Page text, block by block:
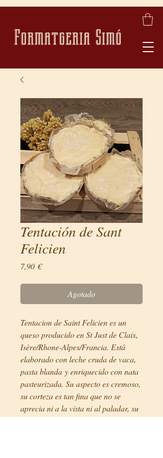
Formatgeria Simó
Tentación de Sant
Felicien
7,90 €Precio
Agotado
Tentacion de Saint Felicien es un
queso producido en St Just de Claix,
Isère/Rhone-Alpes/Francia. Está
elaborado con leche cruda de vaca,
pasta blanda y enriquecido con nata
pasteurizada. Su aspecto es cremoso,
su corteza es tan fina que no se
aprecia ni a la vista ni al paladar, su
pasta es blanca y uniforme con sabor